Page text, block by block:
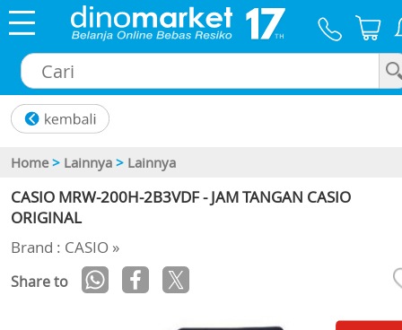
Home > Lainnya > Lainnya
CASIO MRW-200H-2B3VDF - JAM TANGAN CASIO
ORIGINAL
Brand : CASIO »
Share to